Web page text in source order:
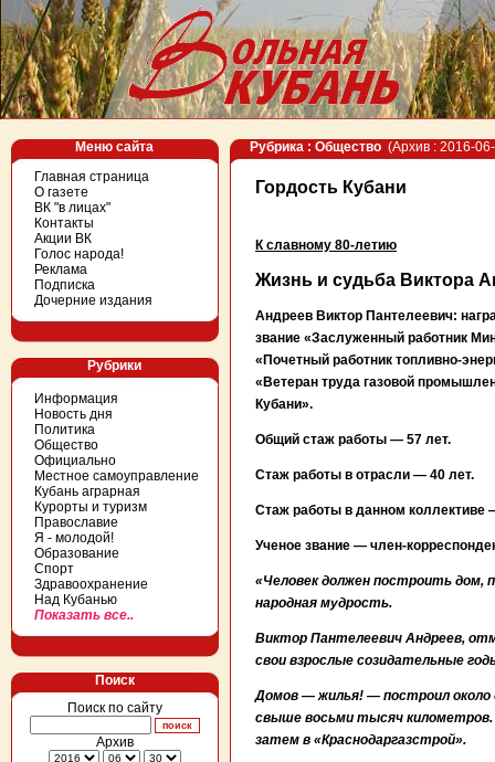
Меню сайта
Главная страница
О газете
ВК "в лицах"
Контакты
Акции ВК
Голос народа!
Реклама
Подписка
Дочерние издания
Рубрики
Информация
Новость дня
Политика
Общество
Официально
Местное самоуправление
Кубань аграрная
Курорты и туризм
Православие
Я - молодой!
Образование
Спорт
Здравоохранение
Над Кубанью
Показать все..
Поиск
Поиск по сайту
Архив
Рубрика : Общество (Архив : 2016-
Гордость Кубани
К славному 80-летию
Жизнь и судьба Виктора
Андреев Виктор Пантелеевич:
звание «Заслуженный работник
«Почетный работник топливно-
«Ветеран труда газовой
Кубани».
Общий стаж работы — 57 лет.
Стаж работы в отрасли — 40 лет.
Стаж работы в данном коллективе
Ученое звание — член-
«Человек должен построить дом,
народная мудрость.
Виктор Пантелеевич Андреев,
свои взрослые созидательные
Домов — жилья! — построил
свыше восьми тысяч километров.
затем в «Краснодаргазстрой».